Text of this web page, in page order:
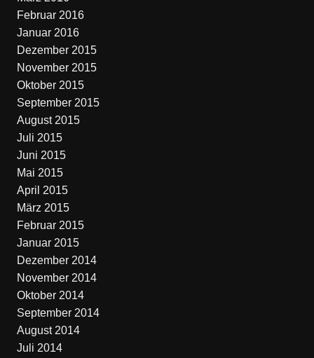
Februar 2016
Januar 2016
Dezember 2015
November 2015
Oktober 2015
September 2015
August 2015
Juli 2015
Juni 2015
Mai 2015
April 2015
März 2015
Februar 2015
Januar 2015
Dezember 2014
November 2014
Oktober 2014
September 2014
August 2014
Juli 2014